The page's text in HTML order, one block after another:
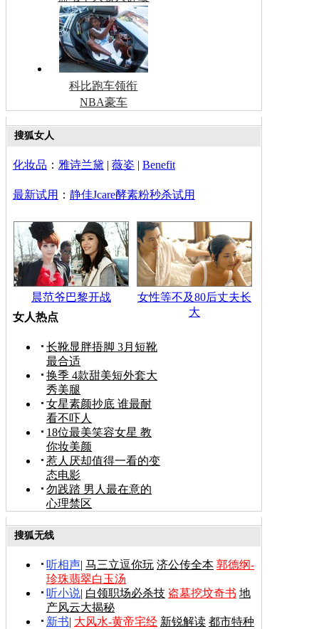
科比跑车领衔
NBA豪车
搜狐女人
化妆品 ： 雅诗兰黛 | 薇姿 | Benefit
最新试用 ： 静佳Jcare酵素粉秒杀试用
晨范爷巴黎开战
女性等不及80后丈夫长
大
女人热点
长靴显胖捂脚 3月短靴
最合适
换季 4款甜美短外套大
秀美腿
女星素颜抄底 谁最耐
看不吓人
18位最美笑容女星 教
你妆美颜
惹人厌却值得一看的变
态电影
勿践踏 男人最在意的
心理禁区
搜狐无线
听相声| 马三立逗你玩 济公传全本 郭德纲-
珍珠翡翠白玉汤
听小说| 白领职场必杀技 盗墓挖坟奇书 地
产风云大揭秘
新书| 大风水-黄帝宅经 新锐解读 都市特种